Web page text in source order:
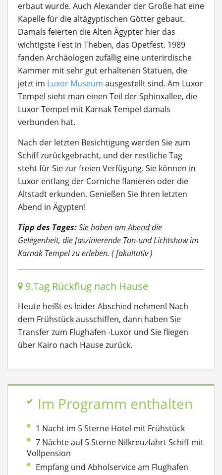
erbaut wurde. Auch Alexander der Große hat eine
Kapelle für die altägyptischen Götter gebaut.
Damals feierten die Alten Ägypter hier das
wichtigste Fest in Theben, das Opetfest. 1989
fanden Archäologen zufällig eine unterirdische
Kammer mit sehr gut erhaltenen Statuen, die
jetzt im Luxor Museum ausgestellt sind. Am Luxor
Tempel sieht man einen Teil der Sphinxallee, die
Luxor Tempel mit Karnak Tempel damals
verbunden hat.
Nach der letzten Besichtigung werden Sie zum
Schiff zurückgebracht, und der restliche Tag
steht für Sie zur freien Verfügung. Sie können in
Luxor entlang der Corniche flanieren oder die
Altstadt erkunden. Genießen Sie Ihren letzten
Abend in Ägypten!
Tipp des Tages:Sie haben am Abend die
Gelegenheit, die faszinierende Ton-und Lichtshow im
Karnak Tempel zu erleben. ( fakultativ )
9.Tag Rückflug nach Hause
Heute heißt es leider Abschied nehmen! Nach
dem Frühstück ausschiffen, dann haben Sie
Transfer zum Flughafen -Luxor und Sie fliegen
über Kairo nach Hause zurück.
Im Programm enthalten
1 Nacht im 5 Sterne Hotel mit Frühstück
7 Nächte auf 5 Sterne Nilkreuzfahrt Schiff mit
Vollpension
Empfang und Abholservice am Flughafen